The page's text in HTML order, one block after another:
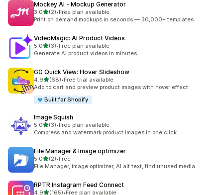
Mockey AI ‑ Mockup Generator
3.0별 5개 중
(2)
총 리뷰 2개
•Free plan available
Print on demand mockups in seconds — 30,000+ templates
VideoMagic: AI Product Videos
5.0별 5개 중
(3)
총 리뷰 3개
•Free plan available
Generate AI product videos in minutes
GG Quick View: Hover Slideshow
4.9별 5개 중
(68)
총 리뷰 68개
•Free trial available
Add to cart and preview product images with hover effect
Built for Shopify
Image Squish
5.0별 5개 중
(3)
총 리뷰 3개
•Free plan available
Compress and watermark product images in one click.
File Manager & Image optimizer
5.0별 5개 중
(2)
총 리뷰 2개
•Free
File Manager, image optimizer, AI alt text, find unused media
RPTR Instagram Feed Connect
4.9별 5개 중
(165)•Free plan available